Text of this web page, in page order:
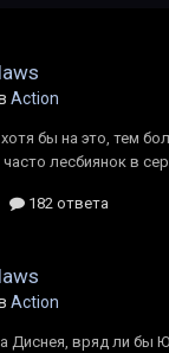
Action
бы на это, тем
лесбиянок в
182 ответа
Action
Диснея, вряд ли бы